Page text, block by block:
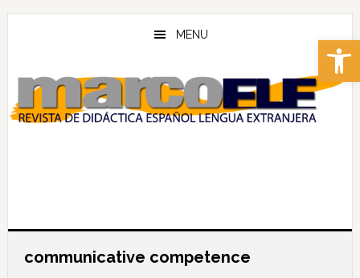
Abrir
Skip
content
Skip
MENU
communicative competence